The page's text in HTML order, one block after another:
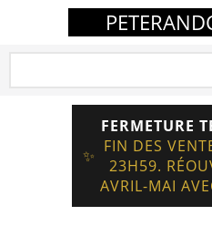
✨
FERMETURE
FIN DES
23H59.
AVRIL-MAI